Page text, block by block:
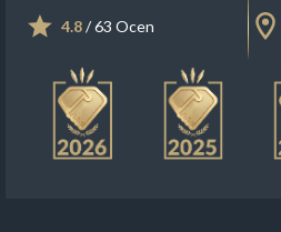
4.8/ 63 Ocen